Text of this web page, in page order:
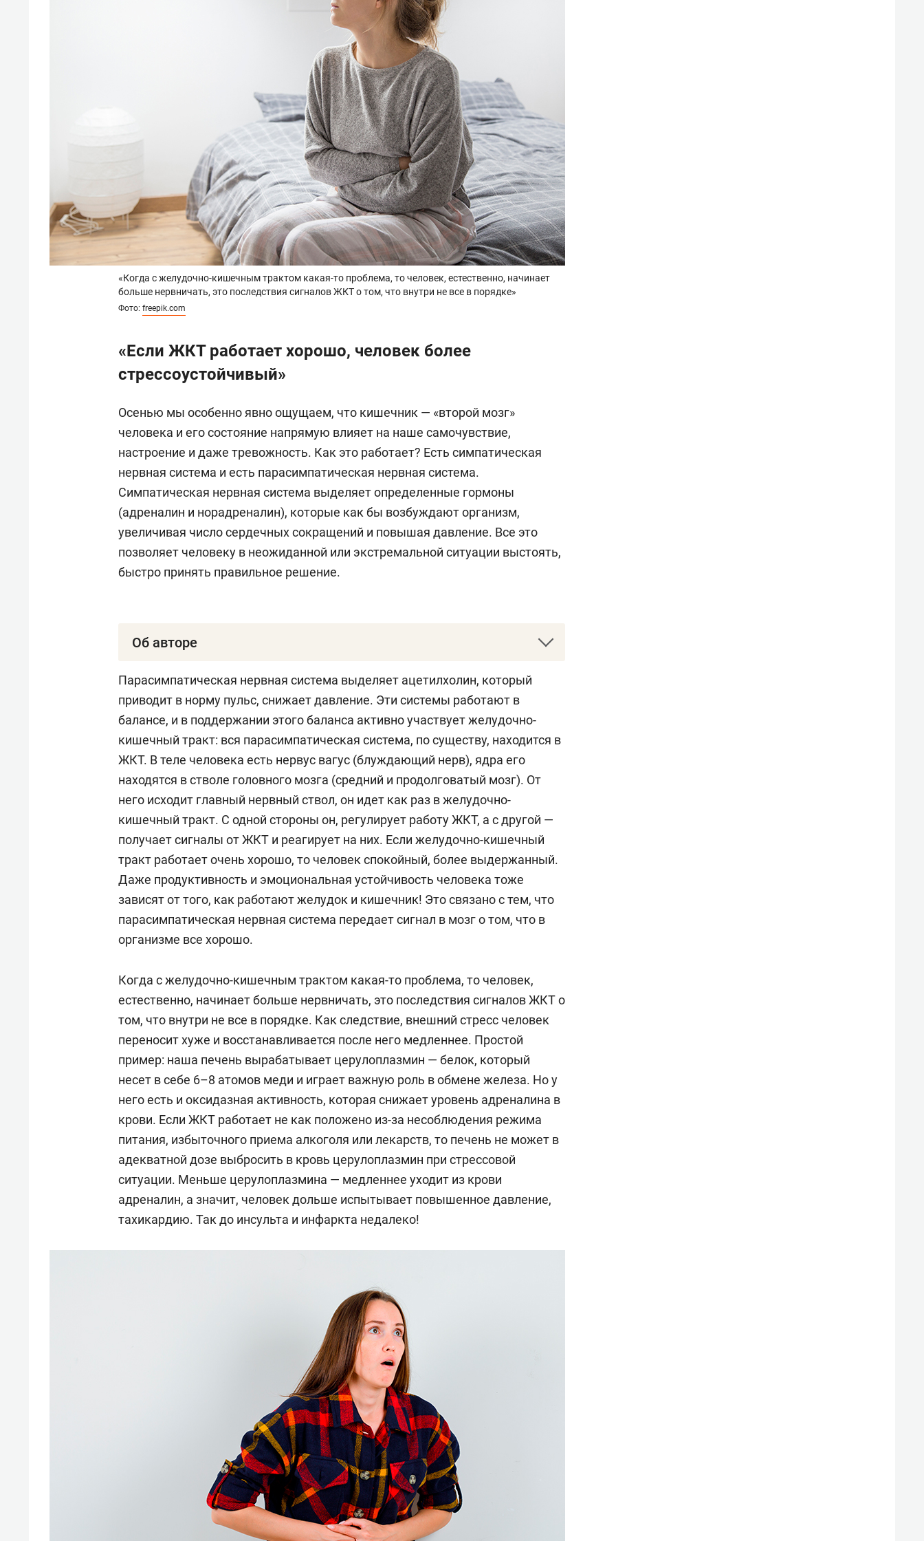
«Когда с желудочно-кишечным трактом какая-то проблема, то человек, естественно, начинает
больше нервничать, это последствия сигналов ЖКТ о том, что внутри не все в порядке»
Фото: freepik.com
«Если ЖКТ работает хорошо, человек более
стрессоустойчивый»
Осенью мы особенно явно ощущаем, что кишечник — «второй мозг»
человека и его состояние напрямую влияет на наше самочувствие,
настроение и даже тревожность. Как это работает? Есть симпатическая
нервная система и есть парасимпатическая нервная система.
Симпатическая нервная система выделяет определенные гормоны
(адреналин и норадреналин), которые как бы возбуждают организм,
увеличивая число сердечных сокращений и повышая давление. Все это
позволяет человеку в неожиданной или экстремальной ситуации выстоять,
быстро принять правильное решение.
Об авторе
профессор, председатель общества гастроэнтерологов РТ. Родом из
Иркутска. Сайфутдинов создал в науке новое направление — электронного
парамагнитного резонанса в медицине, опубликовал 612 работ в
отечественной и 96 в международной печати, 11 монографий (две из них в
США и Японии), 36 учебно-методических пособий, получил 18 авторских
свидетельств и патентов на изобретения и 23 рацпредложения. Пять лет (с
1986 по 1991 год) Сайфутдинов проработал консультантом в Монголии.
В Татарстане профессор работает с 1999-го, когда по приглашению КГМА
возглавил кафедру терапии. В 1999 году профессор предложил уникальный
нехирургический метод лечения желчно-каменной болезни: в желчный
пузырь ставят катетер, промывают метил-трет-бутиловым эфиром (МТБЭ),
который синтезирован на «Нижнекамскнефтехиме». После полного
растворения камней катетер убирают, пациента выписывают. Способ был
Четверть века, вплоть до 2024-го, Сайфутдинов был шефом
гастроэнтерологической службы РТ и главным внештатным специалистом-
гастроэнтерологом МЗ РТ. На сегодня профессор заведует кафедрой
госпитальной и поликлинической терапии КГМА – филиалом ФГБОУ ДПО
РМАНПО минздрава России, продолжает практику, консультирует
пациентов в ГКБ №12, ГП №10 и ГКБ №7. Его сын
Ринат Рафикович
возглавляет в ГКБ №12 отделение терапии.
Парасимпатическая нервная система выделяет ацетилхолин, который
приводит в норму пульс, снижает давление. Эти системы работают в
балансе, и в поддержании этого баланса активно участвует желудочно-
кишечный тракт: вся парасимпатическая система, по существу, находится в
ЖКТ. В теле человека есть нервус вагус (блуждающий нерв), ядра его
находятся в стволе головного мозга (средний и продолговатый мозг). От
него исходит главный нервный ствол, он идет как раз в желудочно-
кишечный тракт. С одной стороны он, регулирует работу ЖКТ, а с другой —
получает сигналы от ЖКТ и реагирует на них. Если желудочно-кишечный
тракт работает очень хорошо, то человек спокойный, более выдержанный.
Даже продуктивность и эмоциональная устойчивость человека тоже
зависят от того, как работают желудок и кишечник! Это связано с тем, что
парасимпатическая нервная система передает сигнал в мозг о том, что в
организме все хорошо.
Когда с желудочно-кишечным трактом какая-то проблема, то человек,
естественно, начинает больше нервничать, это последствия сигналов ЖКТ о
том, что внутри не все в порядке. Как следствие, внешний стресс человек
переносит хуже и восстанавливается после него медленнее. Простой
пример: наша печень вырабатывает церулоплазмин — белок, который
несет в себе 6–8 атомов меди и играет важную роль в обмене железа. Но у
него есть и оксидазная активность, которая снижает уровень адреналина в
крови. Если ЖКТ работает не как положено из-за несоблюдения режима
питания, избыточного приема алкоголя или лекарств, то печень не может в
адекватной дозе выбросить в кровь церулоплазмин при стрессовой
ситуации. Меньше церулоплазмина — медленнее уходит из крови
адреналин, а значит, человек дольше испытывает повышенное давление,
тахикардию. Так до инсульта и инфаркта недалеко!